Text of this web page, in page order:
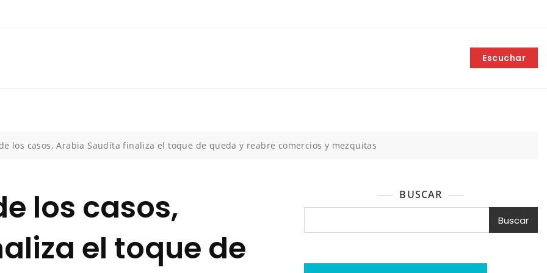
Escuchar
los casos, Arabia Saudíta finaliza el toque de queda y reabre comercios y mezquitas
los casos,
el toque de
BUSCAR
Buscar